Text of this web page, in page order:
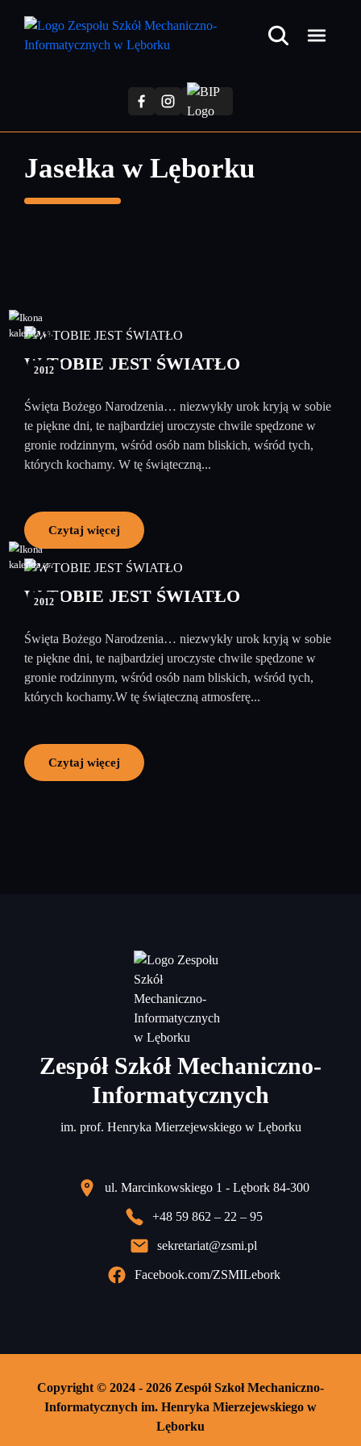
treści
Jasełka w Lęborku
28
2012
W TOBIE JEST ŚWIATŁO
Święta Bożego Narodzenia… niezwykły urok kryją w sobie
te piękne dni, te najbardziej uroczyste chwile spędzone w
gronie rodzinnym, wśród osób nam bliskich, wśród tych,
których kochamy. W tę świąteczną...
Czytaj więcej
27
2012
W TOBIE JEST ŚWIATŁO
Święta Bożego Narodzenia… niezwykły urok kryją w sobie
te piękne dni, te najbardziej uroczyste chwile spędzone w
gronie rodzinnym, wśród osób nam bliskich, wśród tych,
których kochamy.W tę świąteczną atmosferę...
Czytaj więcej
Zespół Szkół Mechaniczno-
Informatycznych
im. prof. Henryka Mierzejewskiego w Lęborku
ul. Marcinkowskiego 1 - Lębork 84-300
+48 59 862 – 22 – 95
sekretariat@zsmi.pl
Facebook.com/ZSMILebork
Copyright © 2024 - 2026 Zespół Szkoł Mechaniczno-
Informatycznych im. Henryka Mierzejewskiego w
Lęborku